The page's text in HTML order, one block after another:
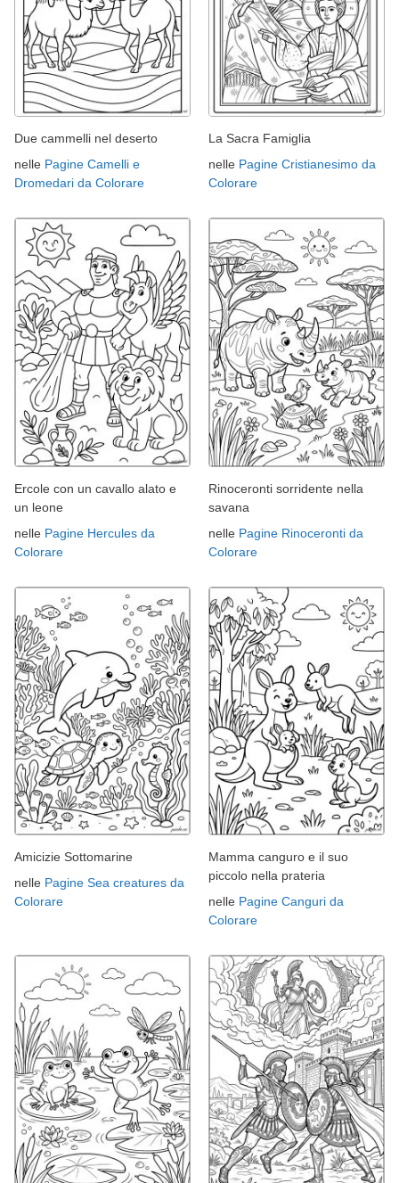
Due cammelli nel deserto
nelle Pagine Camelli e
Dromedari da Colorare
La Sacra Famiglia
nelle Pagine Cristianesimo da
Colorare
Ercole con un cavallo alato e
un leone
nelle Pagine Hercules da
Colorare
Rinoceronti sorridente nella
savana
nelle Pagine Rinoceronti da
Colorare
Amicizie Sottomarine
nelle Pagine Sea creatures da
Colorare
Mamma canguro e il suo
piccolo nella prateria
nelle Pagine Canguri da
Colorare